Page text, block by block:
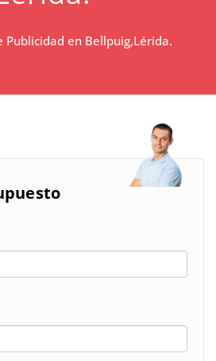
Publicidad en Bellpuig,Lérida.